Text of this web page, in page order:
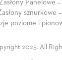
Panelowe
sznurkowe
poziome i
2025. All